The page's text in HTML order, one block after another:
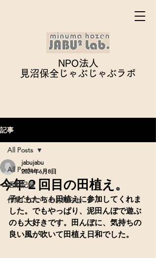
NPO法人
見沼保全じゃぶじゃぶラボ
記事
All Posts
活動記録
作業についてのお知らせ
All Posts
今年２回目の田植え。
jabujabu
2024年6月8日
子どもたちも田植えに参加してくれま
した。でもやっぱり、泥田んぼで遊ぶ
のも大好きです。田んぼに、気持ちの
良い風が吹いて田植え日和でした。